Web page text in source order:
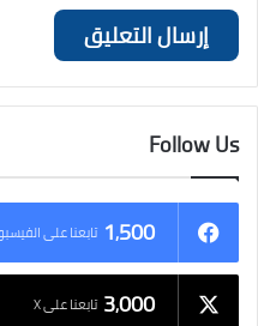
Follow Us
1٬500 تابعنا على
3٬000 تابعنا على X